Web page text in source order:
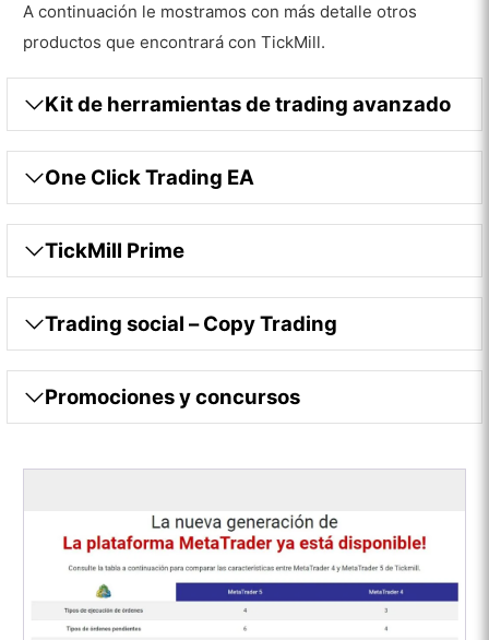
A continuación le mostramos con más detalle otros
productos que encontrará con TickMill.
Kit de herramientas de trading avanzado
One Click Trading EA
TickMill Prime
Trading social – Copy Trading
Promociones y concursos